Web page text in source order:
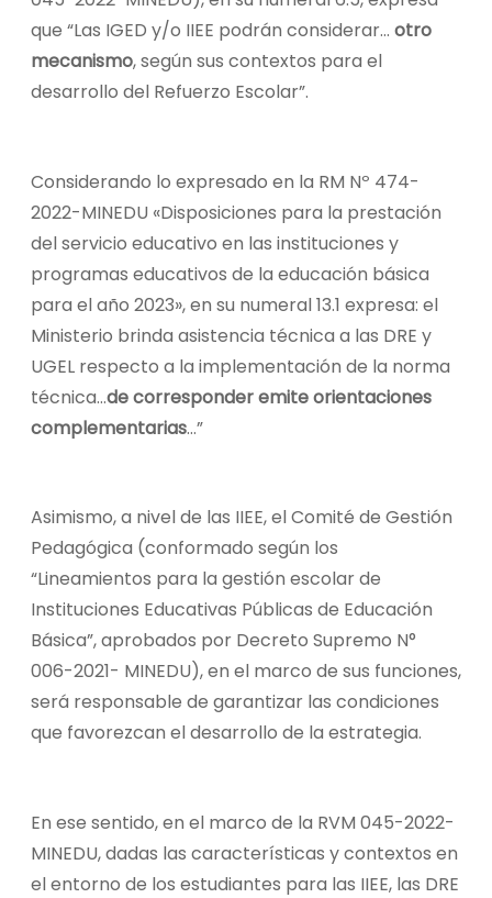
que “Las IGED y/o IIEE podrán considerar… otro
mecanismo, según sus contextos para el
desarrollo del Refuerzo Escolar”.
Considerando lo expresado en la RM Nº 474-
2022-MINEDU «Disposiciones para la prestación
del servicio educativo en las instituciones y
programas educativos de la educación básica
para el año 2023», en su numeral 13.1 expresa: el
Ministerio brinda asistencia técnica a las DRE y
UGEL respecto a la implementación de la norma
técnica…de corresponder emite orientaciones
complementarias…”
Asimismo, a nivel de las IIEE, el Comité de Gestión
Pedagógica (conformado según los
“Lineamientos para la gestión escolar de
Instituciones Educativas Públicas de Educación
Básica”, aprobados por Decreto Supremo N°
006-2021- MINEDU), en el marco de sus funciones,
será responsable de garantizar las condiciones
que favorezcan el desarrollo de la estrategia.
En ese sentido, en el marco de la RVM 045-2022-
MINEDU, dadas las características y contextos en
el entorno de los estudiantes para las IIEE, las DRE